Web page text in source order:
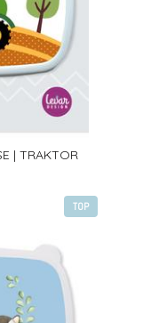
| TRAKTOR
TOP